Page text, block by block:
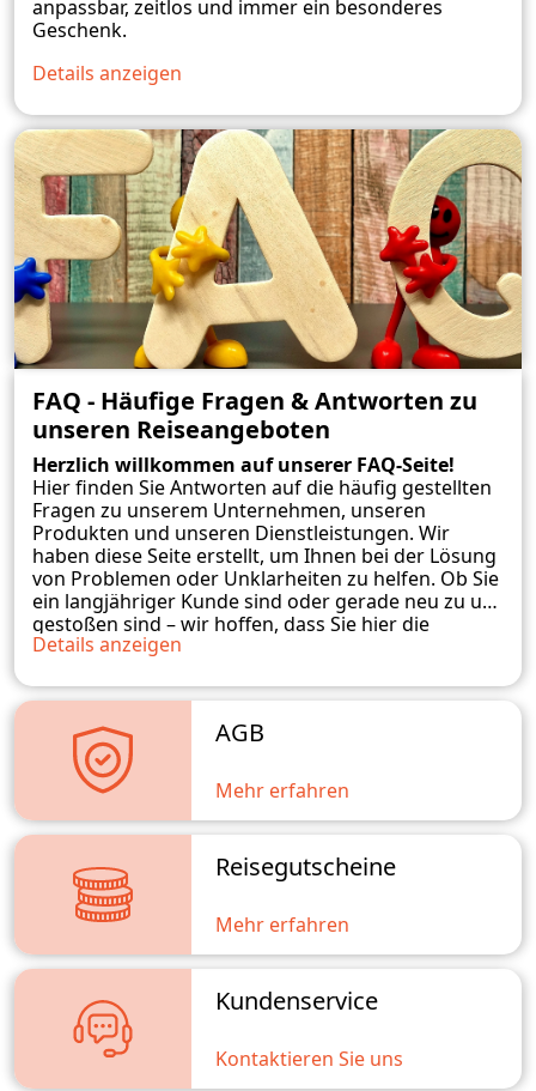
anpassbar, zeitlos und immer ein besonderes
Geschenk.
Details anzeigen
FAQ - Häufige Fragen & Antworten zu
unseren Reiseangeboten
Herzlich willkommen auf unserer FAQ-Seite!
Hier finden Sie Antworten auf die häufig gestellten
Fragen zu unserem Unternehmen, unseren
Produkten und unseren Dienstleistungen. Wir
haben diese Seite erstellt, um Ihnen bei der Lösung
von Problemen oder Unklarheiten zu helfen. Ob Sie
ein langjähriger Kunde sind oder gerade neu zu uns
gestoßen sind – wir hoffen, dass Sie hier die
benötigten Informationen finden. Sollten Sie
kontaktieren. Wir stehen Ihnen gerne zur
weiterzuhelfen.
Details anzeigen
AGB
Mehr erfahren
Reisegutscheine
Mehr erfahren
Kundenservice
Kontaktieren Sie uns